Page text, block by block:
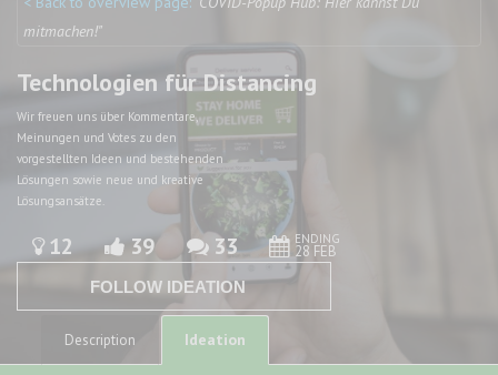
Discuto
Discuto
mitmachen!"
Technologien für Distancing
Wir freuen uns über Kommentare,
Meinungen und Votes zu den
vorgestellten Ideen und bestehenden
Lösungen sowie neue und kreative
Lösungsansätze.
12 39 33 ENDING
28 FEB
FOLLOW IDEATION
Description Ideation